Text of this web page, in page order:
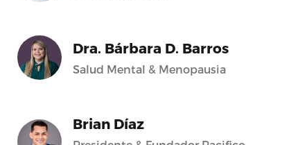
Dra. Bárbara D. Barros
Salud Mental & Menopausia
Brian Díaz